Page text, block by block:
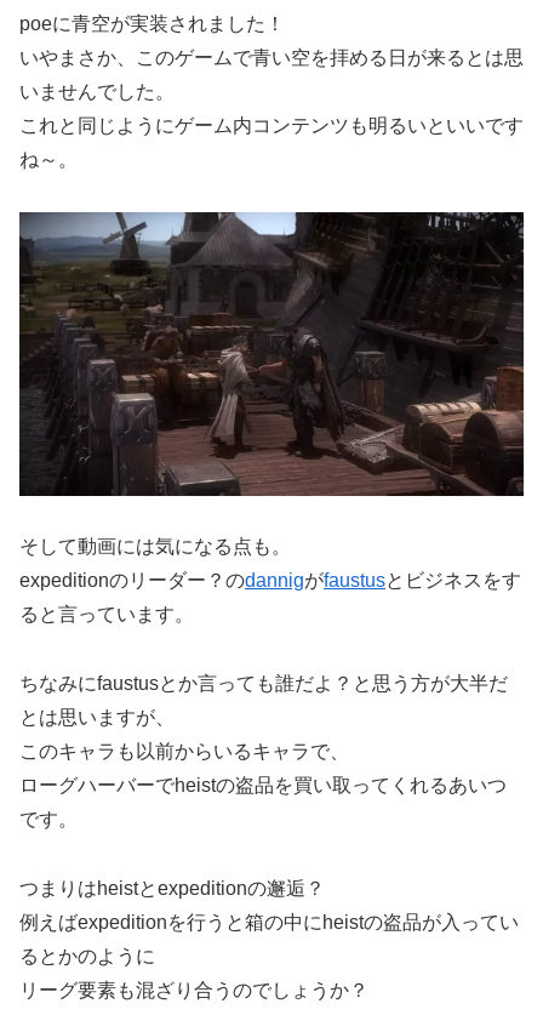
poeに青空が実装されました！
いやまさか、このゲームで青い空を拝める日が来るとは思
いませんでした。
これと同じようにゲーム内コンテンツも明るいといいです
ね～。
そして動画には気になる点も。
expeditionのリーダー？のdannigがfaustusとビジネスをす
ると言っています。
ちなみにfaustusとか言っても誰だよ？と思う方が大半だ
とは思いますが、
このキャラも以前からいるキャラで、
ローグハーバーでheistの盗品を買い取ってくれるあいつ
です。
つまりはheistとexpeditionの邂逅？
例えばexpeditionを行うと箱の中にheistの盗品が入ってい
るとかのように
リーグ要素も混ざり合うのでしょうか？